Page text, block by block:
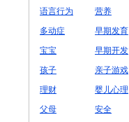
语言行为
营养
多动症
早期发育
宝宝
早期开发
孩子
亲子游戏
理财
婴儿心理
父母
安全